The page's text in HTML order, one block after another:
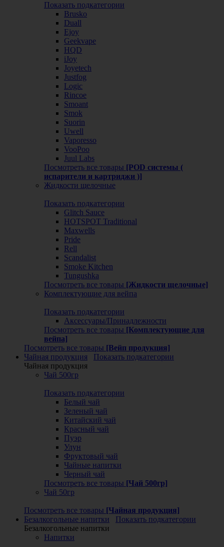
Показать подкатегории
Brusko
Duall
Ejoy
Geekvape
HQD
iJoy
Joyetech
Justfog
Logic
Rincoe
Smoant
Smok
Suorin
Uwell
Vaporesso
VooPoo
Juul Labs
Посмотреть все товары [POD системы (
испарители и картриджи )]
Жидкости щелочные
Показать подкатегории
Glitch Sauce
HOTSPOT Traditional
Maxwells
Pride
Rell
Scandalist
Smoke Kitchen
Tungushka
Посмотреть все товары [Жидкости щелочные]
Комплектующие для вейпа
Показать подкатегории
Аксессуары/Принадлежности
Посмотреть все товары [Комплектующие для
вейпа]
Посмотреть все товары [Вейп продукция]
Чайная продукция
Показать подкатегории
Чайная продукция
Чай 500гр
Показать подкатегории
Белый чай
Зеленый чай
Китайский чай
Красный чай
Пуэр
Улун
Фруктовый чай
Чайные напитки
Черный чай
Посмотреть все товары [Чай 500гр]
Чай 50гр
Посмотреть все товары [Чайная продукция]
Безалкогольные напитки
Показать подкатегории
Безалкогольные напитки
Напитки